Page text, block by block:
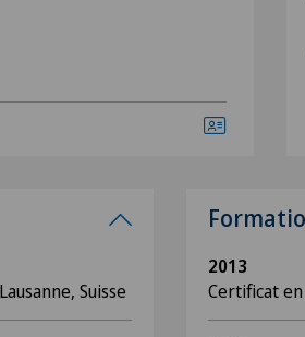
Suisse
2013
Certificat